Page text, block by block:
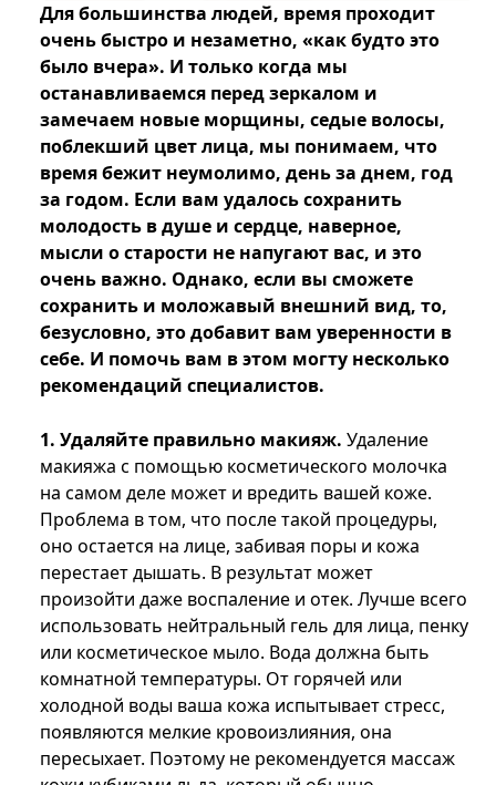
Для большинства людей, время проходит
очень быстро и незаметно, «как будто это
было вчера». И только когда мы
останавливаемся перед зеркалом и
замечаем новые морщины, седые волосы,
поблекший цвет лица, мы понимаем, что
время бежит неумолимо, день за днем, год
за годом. Если вам удалось сохранить
молодость в душе и сердце, наверное,
мысли о старости не напугают вас, и это
очень важно. Однако, если вы сможете
сохранить и моложавый внешний вид, то,
безусловно, это добавит вам уверенности в
себе. И помочь вам в этом могту несколько
рекомендаций специалистов.
1. Удаляйте правильно макияж. Удаление
макияжа с помощью косметического молочка
на самом деле может и вредить вашей коже.
Проблема в том, что после такой процедуры,
оно остается на лице, забивая поры и кожа
перестает дышать. В результат может
произойти даже воспаление и отек. Лучше всего
использовать нейтральный гель для лица, пенку
или косметическое мыло. Вода должна быть
комнатной температуры. От горячей или
холодной воды ваша кожа испытывает стресс,
появляются мелкие кровоизлияния, она
пересыхает. Поэтому не рекомендуется массаж